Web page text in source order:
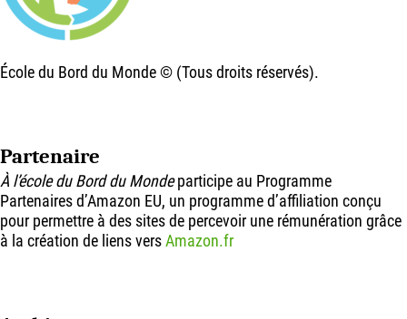
École du Bord du Monde © (Tous droits réservés).
Partenaire
À l’école du Bord du Mondeparticipe au Programme
Partenaires d’Amazon EU, un programme d’affiliation conçu
pour permettre à des sites de percevoir une rémunération grâce
à la création de liens versAmazon.fr